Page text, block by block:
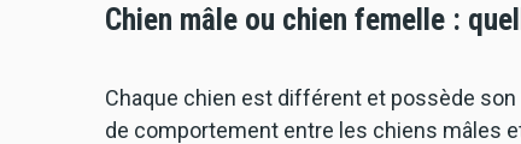
Chien mâle ou chien femelle :
Chaque chien est différent et possède
de comportement entre les chiens mâles